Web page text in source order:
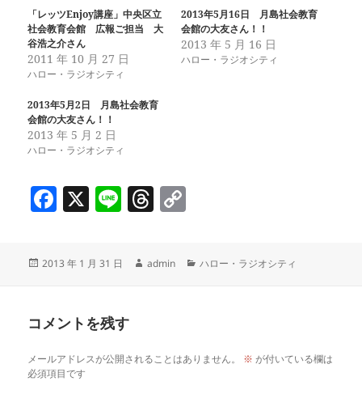
「レッツEnjoy講座」中央区立
社会教育会館 広報ご担当 大
谷浩之介さん
2011 年 10 月 27 日
ハロー・ラジオシティ
2013年5月16日 月島社会教育
会館の大友さん！！
2013 年 5 月 16 日
ハロー・ラジオシティ
2013年5月2日 月島社会教育
会館の大友さん！！
2013 年 5 月 2 日
ハロー・ラジオシティ
F
c
e
o
o
k
X Li T
re
a
p
y
k
投
2013 年 1 月 31 日
作
admin
カ
ハロー・ラジオシティ
コメントを残す
メールアドレスが公開されることはありません。 ※ が付いている欄は
必須項目です